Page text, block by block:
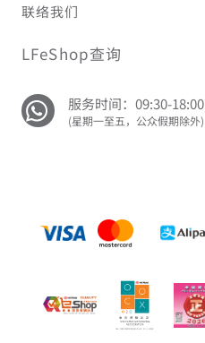
联络我们
LFeShop查询
服务时间：09:30-18:00
(星期一至五，公众假期除外)